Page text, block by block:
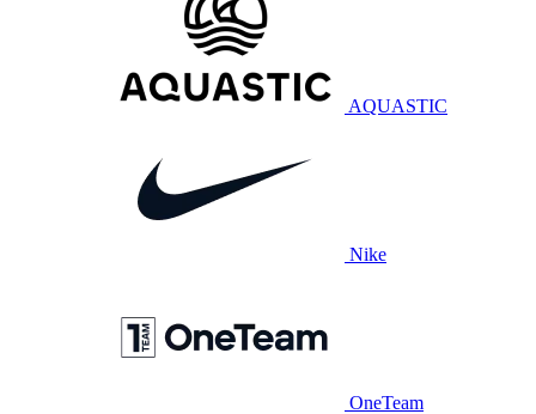
AQUASTIC
Nike
OneTeam